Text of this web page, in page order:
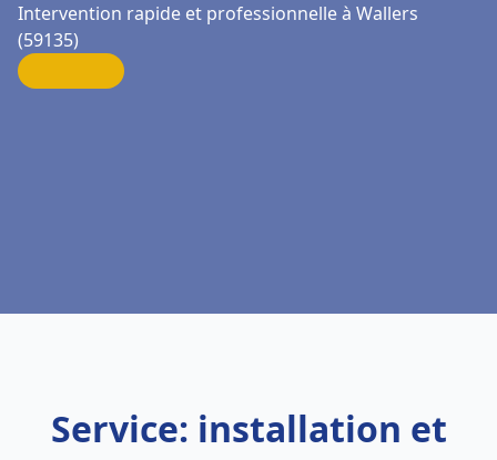
Intervention rapide et professionnelle à Wallers
(59135)
Service: installation et